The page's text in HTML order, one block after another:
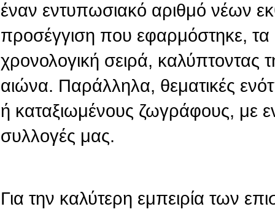
έναν εντυπωσιακό αριθμό νέων
προσέγγιση που εφαρμόστηκε, τα
χρονολογική σειρά, καλύπτοντας
αιώνα. Παράλληλα, θεματικές
ή καταξιωμένους ζωγράφους, με
συλλογές μας.
Για την καλύτερη εμπειρία των